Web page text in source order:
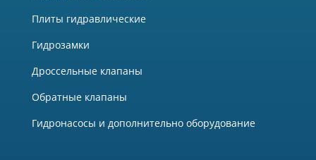
Плиты гидравлические
Гидрозамки
Дроссельные клапаны
Обратные клапаны
Гидронасосы и дополнительно оборудование